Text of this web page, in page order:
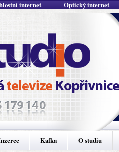
internet Optický internet
Kafka O studiu